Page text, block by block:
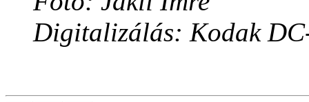
Digitalizálás: Kodak